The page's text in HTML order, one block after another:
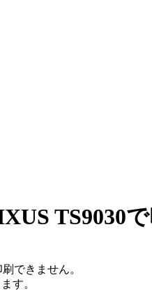
TS9030
できません。
す。